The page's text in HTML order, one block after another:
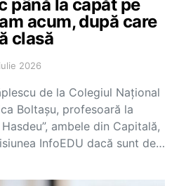
până la capăt pe
acum, după care
clasă
2026
de la Colegiul Național
Boltașu, profesoară la
ambele din Capitală,
InfoEDU dacă sunt de…